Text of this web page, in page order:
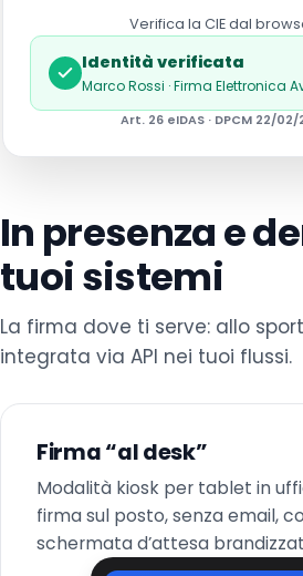
Verifica la CIE dal
Identità verificata
Marco Rossi · Firma Elettronica
Art. 26 eIDAS · DPCM 22/02/
In presenza e
tuoi sistemi
La firma dove ti serve: allo
integrata via API nei tuoi flussi.
Firma “al desk”
Modalità kiosk per tablet in
firma sul posto, senza email,
schermata d’attesa